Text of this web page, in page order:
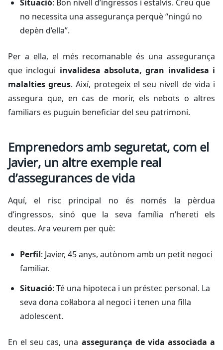
Situació: Bon nivell d’ingressos i estalvis. Creu que
no necessita una assegurança perquè “ningú no
depèn d’ella”.
Per a ella, el més recomanable és una assegurança
que inclogui invalidesa absoluta, gran invalidesa i
malalties greus. Així, protegeix el seu nivell de vida i
assegura que, en cas de morir, els nebots o altres
familiars es puguin beneficiar del seu patrimoni.
Emprenedors amb seguretat, com el
Javier, un altre exemple real
d’assegurances de vida
Aquí, el risc principal no és només la pèrdua
d’ingressos, sinó que la seva família n’hereti els
deutes. Ara veurem per què:
Perfil: Javier, 45 anys, autònom amb un petit negoci
familiar.
Situació: Té una hipoteca i un préstec personal. La
seva dona col·labora al negoci i tenen una filla
adolescent.
En el seu cas, una assegurança de vida associada a